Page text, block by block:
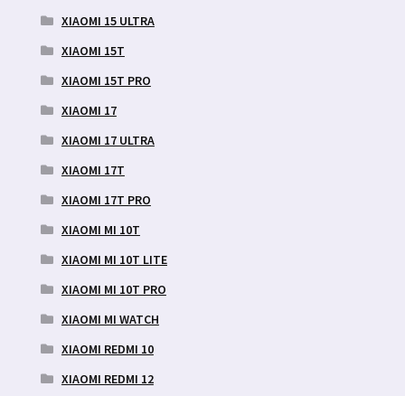
XIAOMI 15 ULTRA
XIAOMI 15T
XIAOMI 15T PRO
XIAOMI 17
XIAOMI 17 ULTRA
XIAOMI 17T
XIAOMI 17T PRO
XIAOMI MI 10T
XIAOMI MI 10T LITE
XIAOMI MI 10T PRO
XIAOMI MI WATCH
XIAOMI REDMI 10
XIAOMI REDMI 12